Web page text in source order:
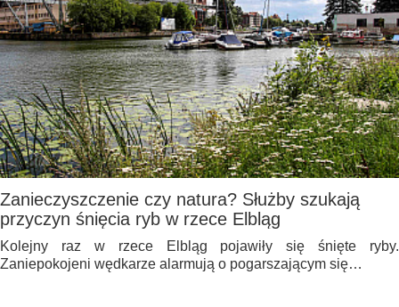
Zanieczyszczenie czy natura? Służby szukają
przyczyn śnięcia ryb w rzece Elbląg
Kolejny raz w rzece Elbląg pojawiły się śnięte ryby.
Zaniepokojeni wędkarze alarmują o pogarszającym się…